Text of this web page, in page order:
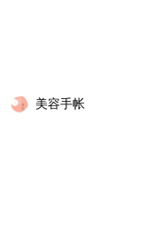
美容手帐